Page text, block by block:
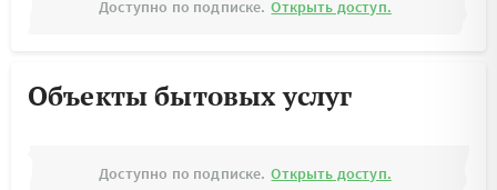
Доступно по подписке. Открыть доступ.
Объекты бытовых услуг
Доступно по подписке. Открыть доступ.